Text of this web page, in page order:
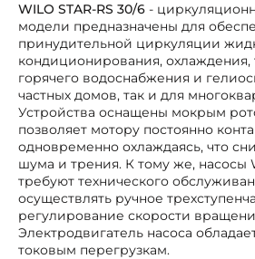
WILO STAR-RS 30/6 -
модели предназначены для
принудительной циркуляции
кондиционирования, охлаждения,
горячего водоснабжения и
частных домов, так и для
Устройства оснащены мокрым
позволяет мотору постоянно
одновременно охлаждаясь, что
шума и трения. К тому же, насосы
требуют технического
осуществлять ручное
регулирование скорости
Электродвигатель насоса
токовым перегрузкам.